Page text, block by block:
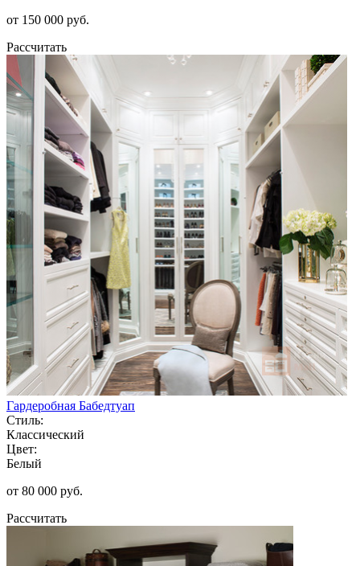
от 150 000 руб.
Рассчитать
Гардеробная Бабедтуап
Стиль:
Классический
Цвет:
Белый
от 80 000 руб.
Рассчитать